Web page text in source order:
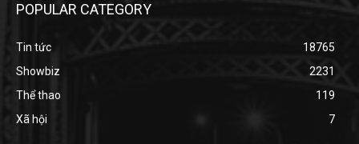
POPULAR CATEGORY
Tin tức
18765
Showbiz
2231
Thể thao
119
Xã hội
7